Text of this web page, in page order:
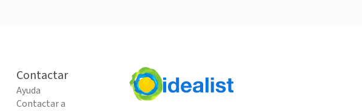
Contactar
Ayuda
Contactar a